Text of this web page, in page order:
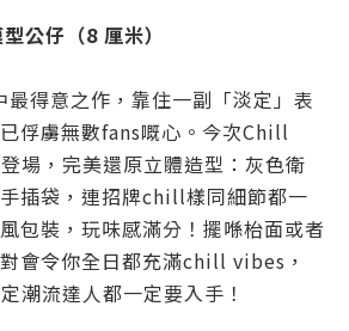
公仔（8 厘米）
得意之作，靠住一副「淡定」表
俘虜無數fans嘅心。今次Chill
場，完美還原立體造型：灰色衛
插袋，連招牌chill樣同細節都一
包裝，玩味感滿分！擺喺枱面或者
會令你全日都充滿chill vibes，
潮流達人都一定要入手！